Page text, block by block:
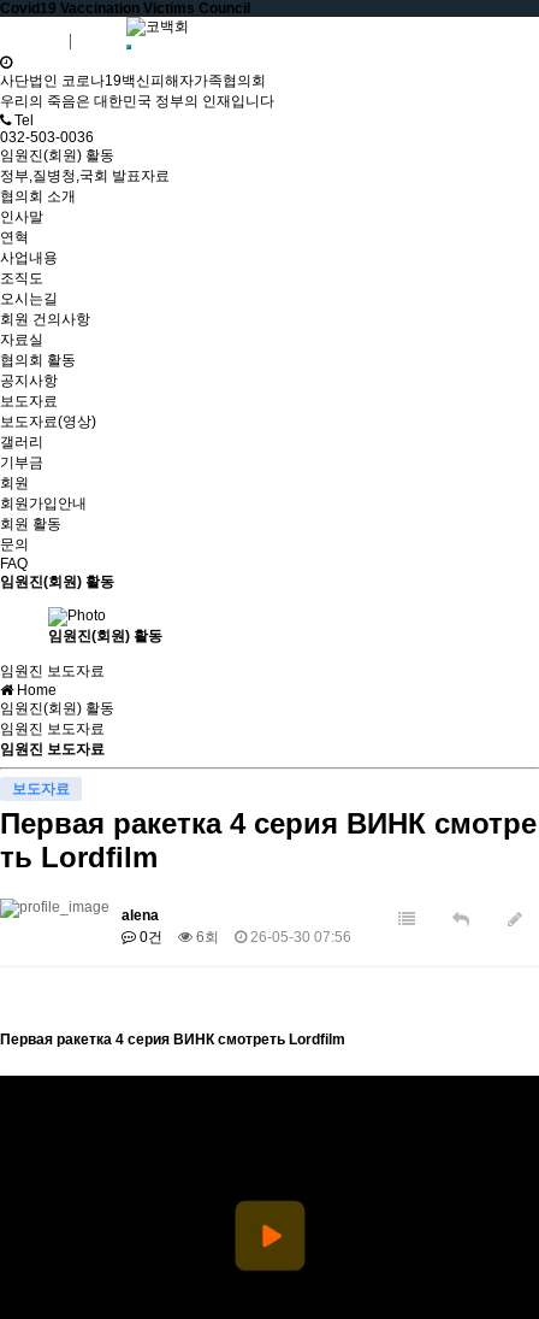
Covid19 Vaccination Victims Council
사단법인 코로나19백신피해자가족협의회
우리의 죽음은 대한민국 정부의 인재입니다
Tel
032-503-0036
임원진(회원) 활동
정부,질병청,국회 발표자료
협의회 소개
인사말
연혁
사업내용
조직도
오시는길
회원 건의사항
자료실
협의회 활동
공지사항
보도자료
보도자료(영상)
갤러리
기부금
회원
회원가입안내
회원 활동
문의
FAQ
임원진(회원) 활동
임원진(회원) 활동
임원진 보도자료
Home
임원진(회원) 활동
임원진 보도자료
임원진 보도자료
보도자료
Первая ракетка 4 серия ВИНК смотре
ть Lordfilm
alena
0건
6회 26-05-30 07:56
Первая ракетка 4 серия ВИНК смотреть Lordfilm